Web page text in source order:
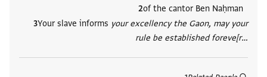
of the cantor Ben Naḥman
Your slave informs your excellency the Gaon, may your
rule be established foreve[r‮…